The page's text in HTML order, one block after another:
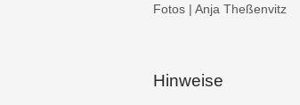
Fotos | Anja Theßenvitz
Hinweise